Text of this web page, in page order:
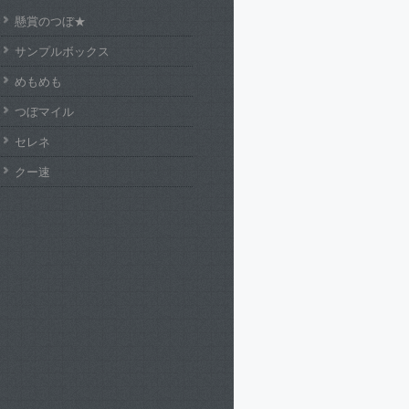
懸賞のつぼ★
サンプルボックス
めもめも
つぼマイル
セレネ
クー速